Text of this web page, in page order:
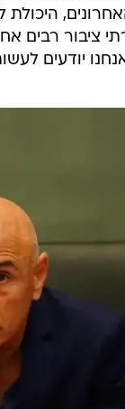
ציבור רבים
יודעים